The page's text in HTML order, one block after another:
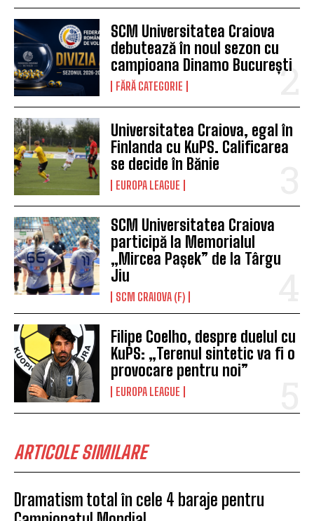
SCM Universitatea Craiova
debutează în noul sezon cu
campioana Dinamo București
FĂRĂ CATEGORIE
Universitatea Craiova, egal în
Finlanda cu KuPS. Calificarea
se decide în Bănie
EUROPA LEAGUE
SCM Universitatea Craiova
participă la Memorialul
„Mircea Pașek” de la Târgu
Jiu
SCM CRAIOVA (F)
Filipe Coelho, despre duelul cu
KuPS: „Terenul sintetic va fi o
provocare pentru noi”
EUROPA LEAGUE
ARTICOLE SIMILARE
Dramatism total în cele 4 baraje pentru